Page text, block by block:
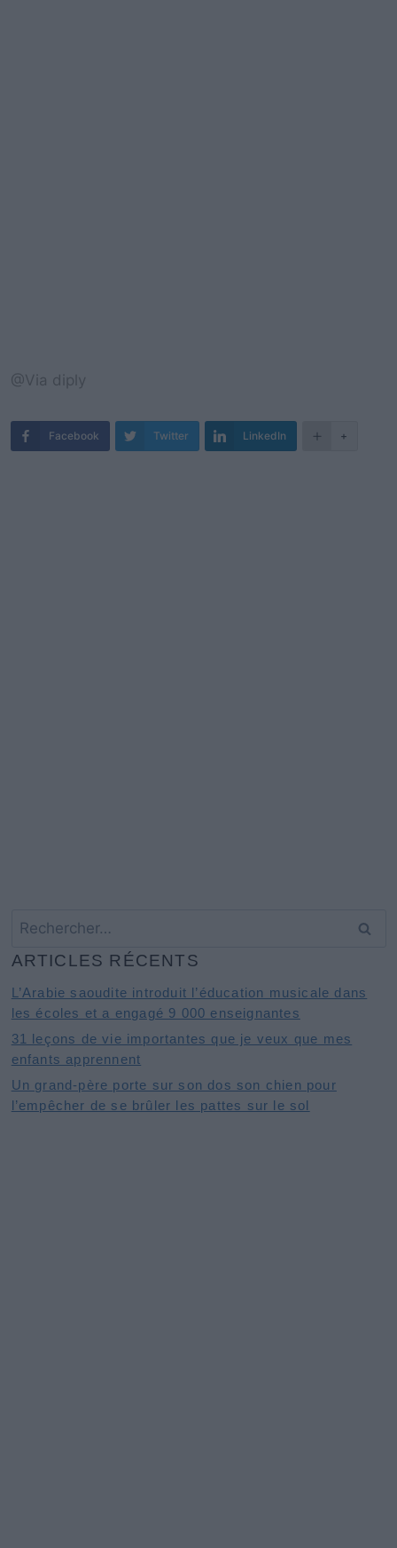
@Via diply
Facebook Twitter LinkedIn +
Rechercher :
ARTICLES RÉCENTS
L’Arabie saoudite introduit l’éducation musicale dans
les écoles et a engagé 9 000 enseignantes
31 leçons de vie importantes que je veux que mes
enfants apprennent
Un grand-père porte sur son dos son chien pour
l’empêcher de se brûler les pattes sur le sol